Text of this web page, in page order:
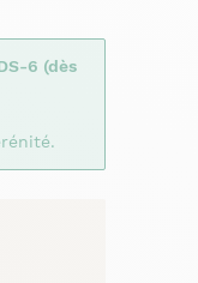
6 (dès